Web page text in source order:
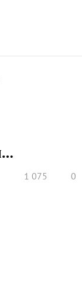
1 075 0